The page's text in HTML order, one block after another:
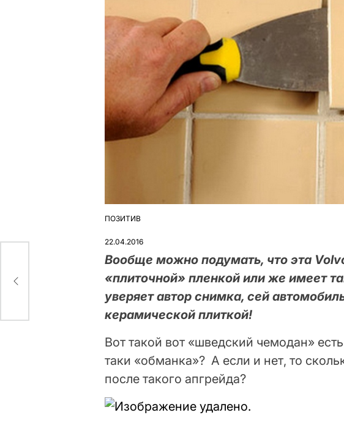
ОПУБЛІКУВАТИ
ПОЗИТИВ
22.04.2016
Вообще можно подумать, что эта
«плиточной» пленкой или же имеет
уверяет автор снимка, сей
керамической плиткой!
Вот такой вот «шведский чемодан»
таки «обманка»? А если и нет, то
после такого апгрейда?